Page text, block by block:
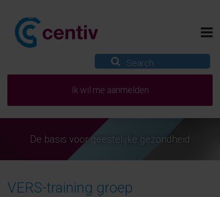
Ik wil me aanmelden
De basis voor geestelijke gezondheid
VERS-training groep